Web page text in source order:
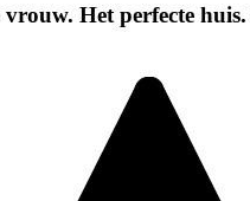
vrouw. Het perfecte